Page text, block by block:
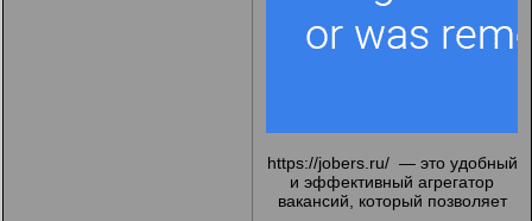
https://jobers.ru/— это удобный
и эффективный агрегатор
вакансий, который позволяет